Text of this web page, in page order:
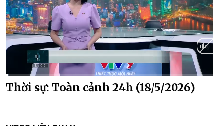
Current
0:20 Duration
26:45
Thời sự: Toàn cảnh 24h (18/5/2026)